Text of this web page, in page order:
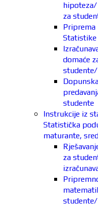
hipoteza/
za
Priprema
Statistike
domaće
studente
Instrukcije iz
Statistička
maturante,
za